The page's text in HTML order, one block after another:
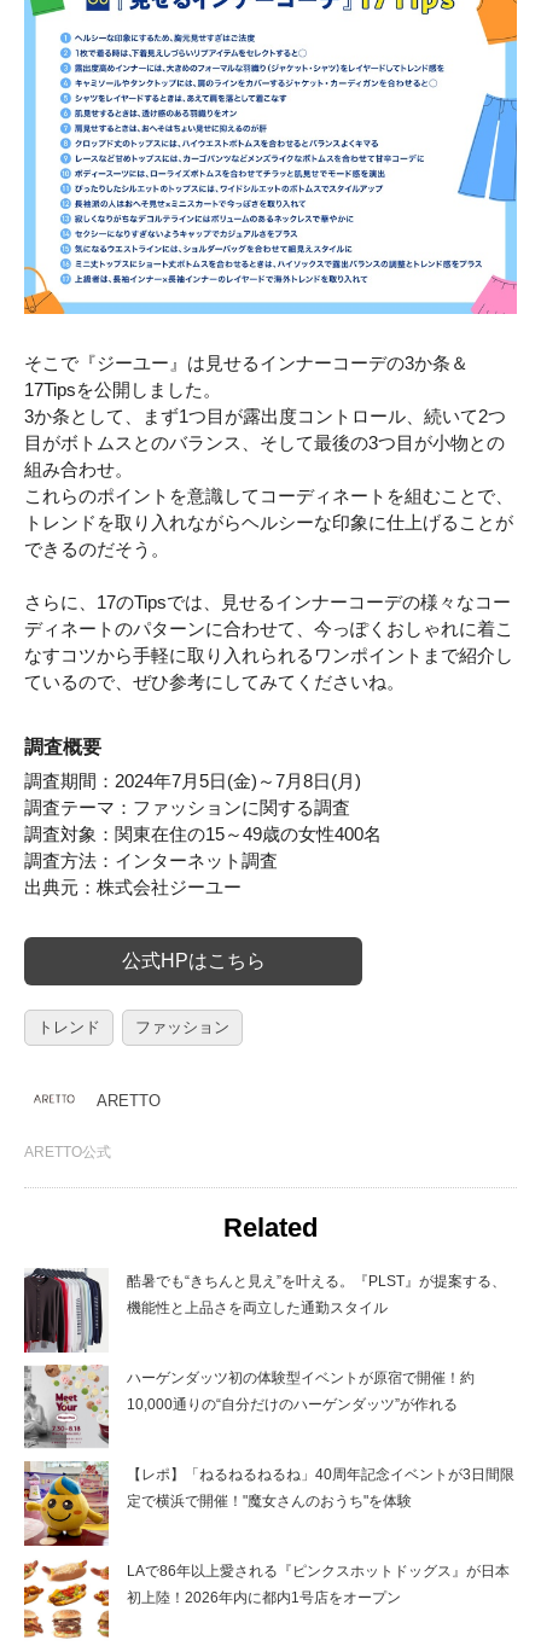
そこで『ジーユー』は見せるインナーコーデの3か条＆
17Tipsを公開しました。
3か条として、まず1つ目が露出度コントロール、続いて2つ
目がボトムスとのバランス、そして最後の3つ目が小物との
組み合わせ。
これらのポイントを意識してコーディネートを組むことで、
トレンドを取り入れながらヘルシーな印象に仕上げることが
できるのだそう。
さらに、17のTipsでは、見せるインナーコーデの様々なコー
ディネートのパターンに合わせて、今っぽくおしゃれに着こ
なすコツから手軽に取り入れられるワンポイントまで紹介し
ているので、ぜひ参考にしてみてくださいね。
調査概要
調査期間：2024年7月5日(金)～7月8日(月)
調査テーマ：ファッションに関する調査
調査対象：関東在住の15～49歳の女性400名
調査方法：インターネット調査
出典元：株式会社ジーユー
公式HPはこちら
トレンド ファッション
ARETTO
ARETTO公式
Related
酷暑でも“きちんと見え”を叶える。『PLST』が提案する、
機能性と上品さを両立した通勤スタイル
ハーゲンダッツ初の体験型イベントが原宿で開催！約
10,000通りの“自分だけのハーゲンダッツ”が作れる
【レポ】「ねるねるねるね」40周年記念イベントが3日間限
定で横浜で開催！"魔女さんのおうち"を体験
LAで86年以上愛される『ピンクスホットドッグス』が日本
初上陸！2026年内に都内1号店をオープン